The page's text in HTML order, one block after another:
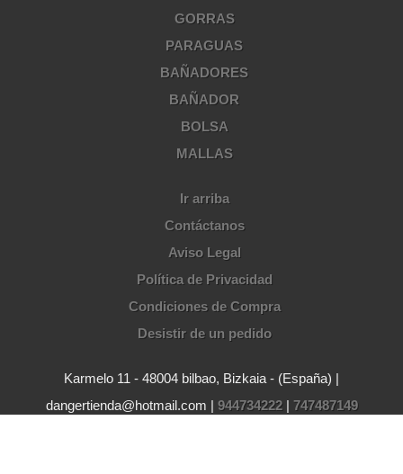
GORRAS
PARAGUAS
BAÑADORES
BAÑADOR
BOLSA
MALLAS
Ir arriba
Contáctanos
Aviso Legal
Política de Privacidad
Condiciones de Compra
Desistir de un pedido
Karmelo 11 - 48004 bilbao, Bizkaia - (España) |
dangertienda@hotmail.com | 944734222| 747487149